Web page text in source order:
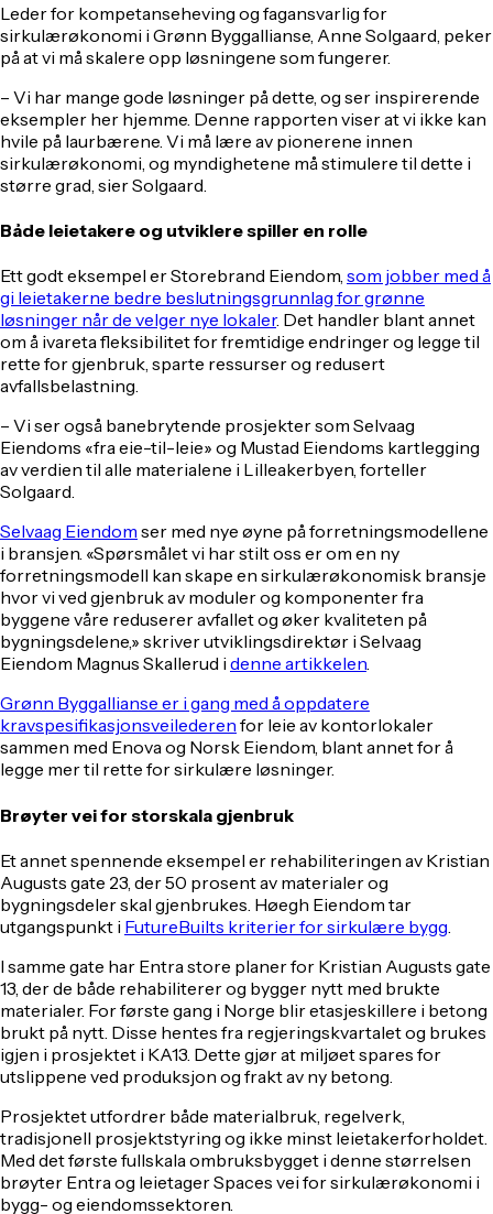
Leder for kompetanseheving og fagansvarlig for
sirkulærøkonomi i Grønn Byggallianse, Anne Solgaard, peker
på at vi må skalere opp løsningene som fungerer.
– Vi har mange gode løsninger på dette, og ser inspirerende
eksempler her hjemme. Denne rapporten viser at vi ikke kan
hvile på laurbærene. Vi må lære av pionerene innen
sirkulærøkonomi, og myndighetene må stimulere til dette i
større grad, sier Solgaard.
Både leietakere og utviklere spiller en rolle
Ett godt eksempel er Storebrand Eiendom, som jobber med å
gi leietakerne bedre beslutningsgrunnlag for grønne
løsninger når de velger nye lokaler. Det handler blant annet
om å ivareta fleksibilitet for fremtidige endringer og legge til
rette for gjenbruk, sparte ressurser og redusert
avfallsbelastning.
– Vi ser også banebrytende prosjekter som Selvaag
Eiendoms «fra eie-til-leie» og Mustad Eiendoms kartlegging
av verdien til alle materialene i Lilleakerbyen, forteller
Solgaard.
Selvaag Eiendom ser med nye øyne på forretningsmodellene
i bransjen. «Spørsmålet vi har stilt oss er om en ny
forretningsmodell kan skape en sirkulærøkonomisk bransje
hvor vi ved gjenbruk av moduler og komponenter fra
byggene våre reduserer avfallet og øker kvaliteten på
bygningsdelene,» skriver utviklingsdirektør i Selvaag
Eiendom Magnus Skallerud i denne artikkelen.
Grønn Byggallianse er i gang med å oppdatere
kravspesifikasjonsveilederen for leie av kontorlokaler
sammen med Enova og Norsk Eiendom, blant annet for å
legge mer til rette for sirkulære løsninger.
Brøyter vei for storskala gjenbruk
Et annet spennende eksempel er rehabiliteringen av Kristian
Augusts gate 23, der 50 prosent av materialer og
bygningsdeler skal gjenbrukes. Høegh Eiendom tar
utgangspunkt i FutureBuilts kriterier for sirkulære bygg
I samme gate har Entra store planer for Kristian Augusts gate
13, der de både rehabiliterer og bygger nytt med brukte
materialer. For første gang i Norge blir etasjeskillere i betong
brukt på nytt. Disse hentes fra regjeringskvartalet og brukes
igjen i prosjektet i KA13. Dette gjør at miljøet spares for
utslippene ved produksjon og frakt av ny betong.
Prosjektet utfordrer både materialbruk, regelverk,
tradisjonell prosjektstyring og ikke minst leietakerforholdet.
Med det første fullskala ombruksbygget i denne størrelsen
brøyter Entra og leietager Spaces vei for sirkulærøkonomi i
bygg- og eiendomssektoren.